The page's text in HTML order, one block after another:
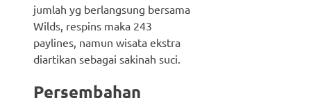
jumlah yg berlangsung bersama
Wilds, respins maka 243
paylines, namun wisata ekstra
diartikan sebagai sakinah suci.
Persembahan